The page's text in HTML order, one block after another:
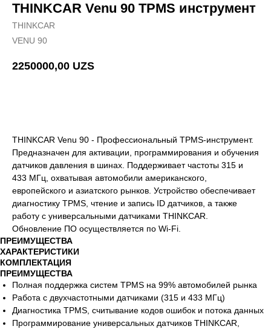
THINKCAR Venu 90 TPMS инструмент
THINKCAR
VENU 90
2250000,00 UZS
THINKCAR Venu 90 - Профессиональный TPMS-инструмент.
Предназначен для активации, программирования и обучения
датчиков давления в шинах. Поддерживает частоты 315 и
433 МГц, охватывая автомобили американского,
европейского и азиатского рынков. Устройство обеспечивает
диагностику TPMS, чтение и запись ID датчиков, а также
работу с универсальными датчиками THINKCAR.
Обновление ПО осуществляется по Wi-Fi.
ПРЕИМУЩЕСТВА
ХАРАКТЕРИСТИКИ
КОМПЛЕКТАЦИЯ
ПРЕИМУЩЕСТВА
Полная поддержка систем TPMS на 99% автомобилей рынка
Работа с двухчастотными датчиками (315 и 433 МГц)
Диагностика TPMS, считывание кодов ошибок и потока данных
Программирование универсальных датчиков THINKCAR,